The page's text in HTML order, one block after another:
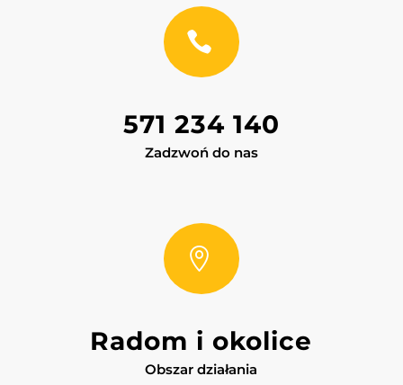

571 234 140
Zadzwoń do nas

Radom i okolice
Obszar działania